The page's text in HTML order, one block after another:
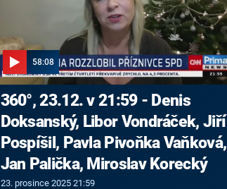
58:08
360°, 23.12. v 21:59 - Denis
Doksanský, Libor Vondráček, Jiří
Pospíšil, Pavla Pivoňka Vaňková,
Jan Palička, Miroslav Korecký
23. prosince 2025 21:59